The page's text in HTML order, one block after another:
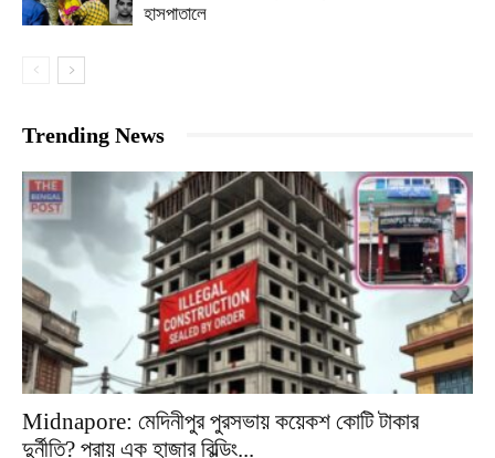
হাসপাতালে
Trending News
Midnapore: মেদিনীপুর পুরসভায় কয়েকশ কোটি টাকার
দুর্নীতি? প্রায় এক হাজার বিল্ডিং...